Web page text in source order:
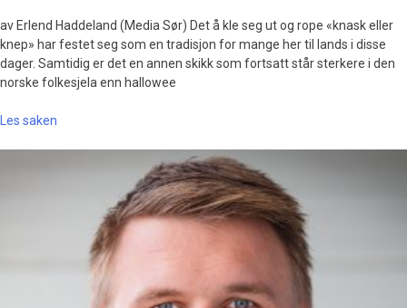
av Erlend Haddeland (Media Sør) Det å kle seg ut og rope «knask eller
knep» har festet seg som en tradisjon for mange her til lands i disse
dager. Samtidig er det en annen skikk som fortsatt står sterkere i den
norske folkesjela enn hallowee
Les saken